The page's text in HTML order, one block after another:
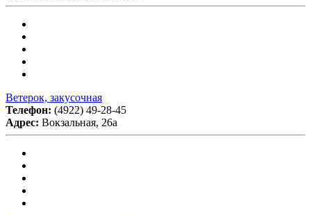
Ветерок, закусочная
Телефон: (4922) 49-28-45
Адрес: Вокзальная, 26а